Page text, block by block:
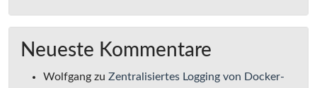
Neueste Kommentare
Wolfgang zu Zentralisiertes Logging von Docker-